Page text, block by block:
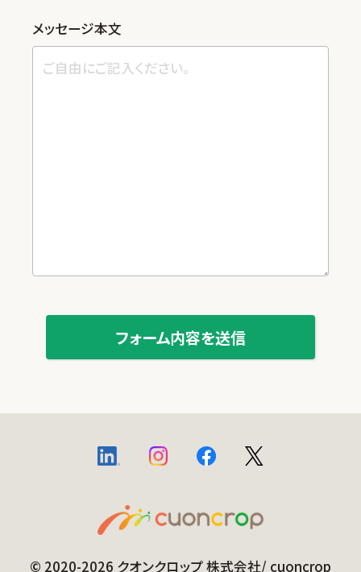
メッセージ本⽂
© 2020-2026 クオンクロップ 株式会社/ cuoncrop